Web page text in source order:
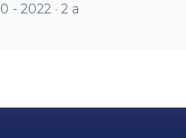
- 2022 · 2 a